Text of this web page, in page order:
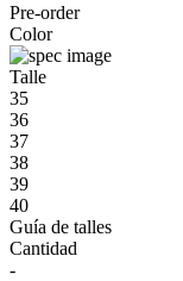
Pre-order
Color
Talle
35
36
37
38
39
40
Guía de talles
Cantidad
-